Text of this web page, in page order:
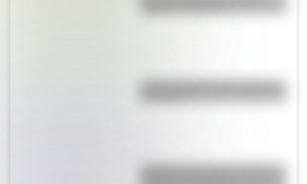
¿Sabías que Argentina tuvo la